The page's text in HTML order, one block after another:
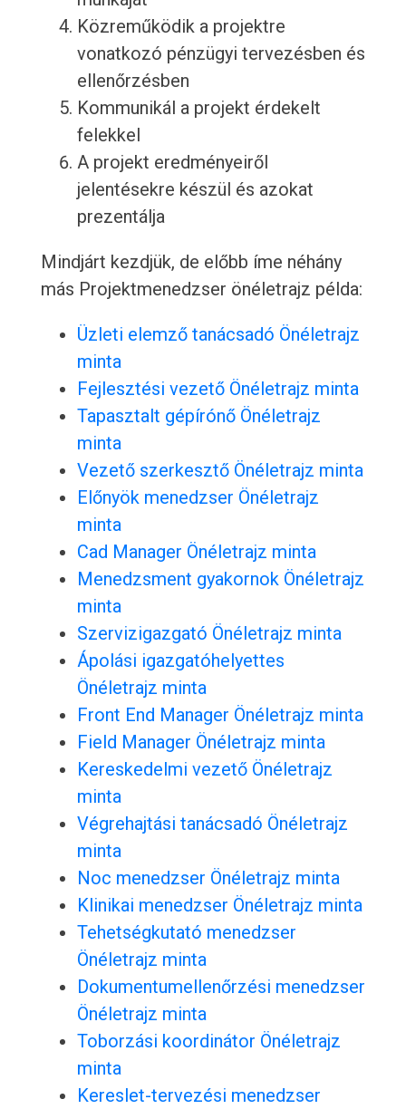
Közreműködik a projektre
vonatkozó pénzügyi tervezésben és
ellenőrzésben
Kommunikál a projekt érdekelt
felekkel
A projekt eredményeiről
jelentésekre készül és azokat
prezentálja
Mindjárt kezdjük, de előbb íme néhány
más Projektmenedzser önéletrajz példa:
Üzleti elemző tanácsadó Önéletrajz
minta
Fejlesztési vezető Önéletrajz minta
Tapasztalt gépírónő Önéletrajz
minta
Vezető szerkesztő Önéletrajz minta
Előnyök menedzser Önéletrajz
minta
Cad Manager Önéletrajz minta
Menedzsment gyakornok Önéletrajz
minta
Szervizigazgató Önéletrajz minta
Ápolási igazgatóhelyettes
Önéletrajz minta
Front End Manager Önéletrajz minta
Field Manager Önéletrajz minta
Kereskedelmi vezető Önéletrajz
minta
Végrehajtási tanácsadó Önéletrajz
minta
Noc menedzser Önéletrajz minta
Klinikai menedzser Önéletrajz minta
Tehetségkutató menedzser
Önéletrajz minta
Dokumentumellenőrzési menedzser
Önéletrajz minta
Toborzási koordinátor Önéletrajz
minta
Kereslet-tervezési menedzser